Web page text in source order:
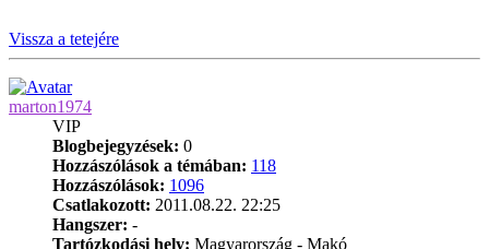
Vissza a tetejére
marton1974
VIP
Blogbejegyzések: 0
Hozzászólások a témában: 118
Hozzászólások: 1096
Csatlakozott: 2011.08.22. 22:25
Hangszer: -
Tartózkodási hely: Magyarország - Makó